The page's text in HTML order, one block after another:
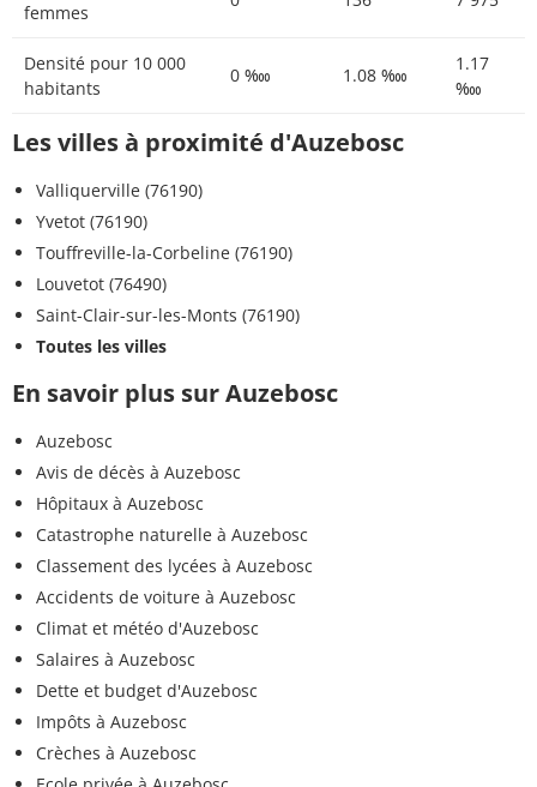
femmes
Densité pour 10 000
habitants
0 ‱ 1.08 ‱
1.17
‱
Les villes à proximité d'Auzebosc
Valliquerville (76190)
Yvetot (76190)
Touffreville-la-Corbeline (76190)
Louvetot (76490)
Saint-Clair-sur-les-Monts (76190)
Toutes les villes
En savoir plus sur Auzebosc
Auzebosc
Avis de décès à Auzebosc
Hôpitaux à Auzebosc
Catastrophe naturelle à Auzebosc
Classement des lycées à Auzebosc
Accidents de voiture à Auzebosc
Climat et météo d'Auzebosc
Salaires à Auzebosc
Dette et budget d'Auzebosc
Impôts à Auzebosc
Crèches à Auzebosc